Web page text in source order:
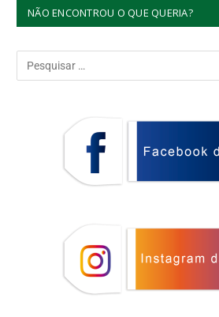
NÃO ENCONTROU O QUE QUERIA?